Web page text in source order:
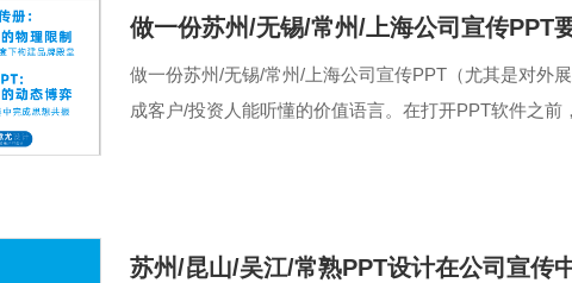
做一份苏州/无锡/常州/上海公司宣传PPT
做一份苏州/无锡/常州/上海公司宣传PPT（尤其是对
成客户/投资人能听懂的价值语言。在打开PPT软件之前
苏州/昆山/吴江/常熟PPT设计在公司宣传